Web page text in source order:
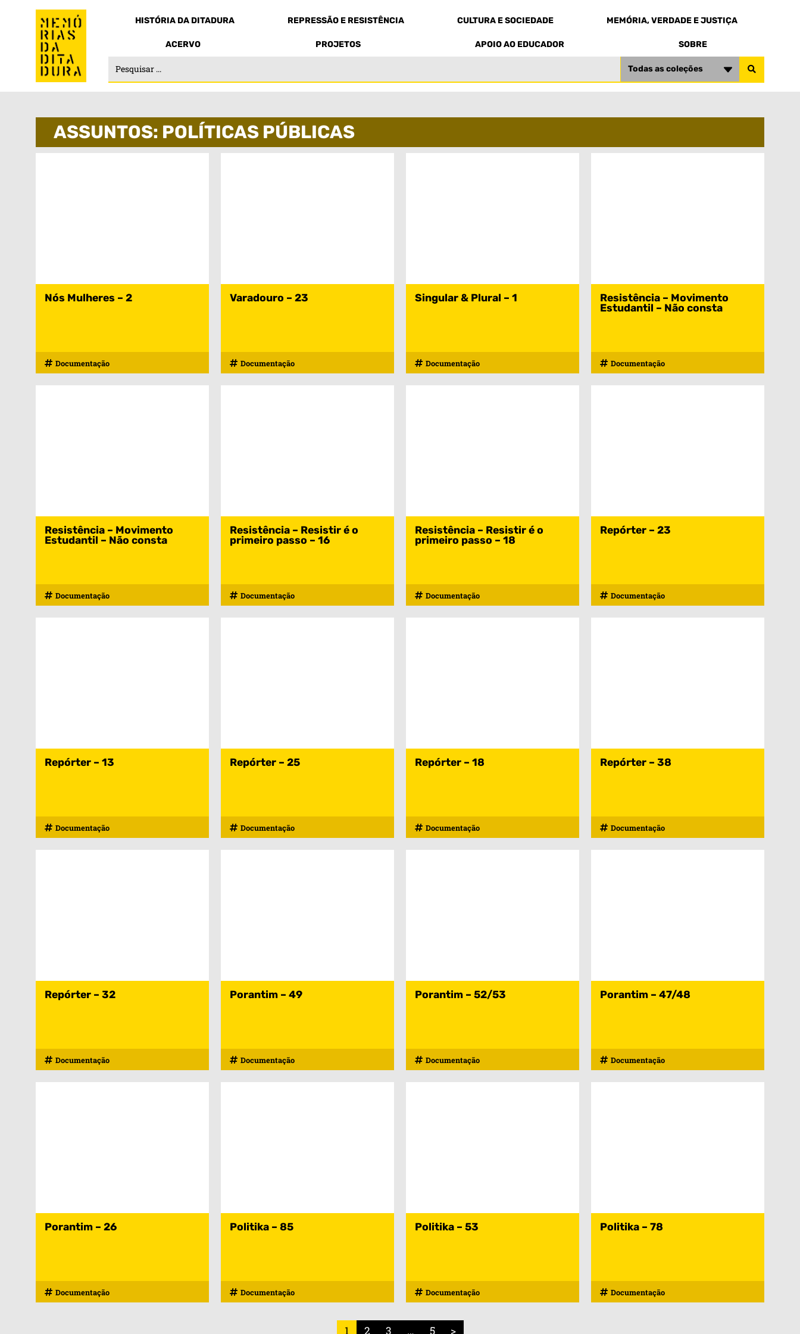
HISTÓRIA DA DITADURA REPRESSÃO E RESISTÊNCIA CULTURA E SOCIEDADE MEMÓRIA, VERDADE E JUSTIÇA
ACERVO PROJETOS APOIO AO EDUCADOR SOBRE
Todas as coleções
ASSUNTOS: POLÍTICAS PÚBLICAS
Nós Mulheres – 2
Documentação
Varadouro – 23
Documentação
Singular & Plural – 1
Documentação
Resistência – Movimento
Estudantil – Não consta
Documentação
Resistência – Movimento
Estudantil – Não consta
Documentação
Resistência – Resistir é o
primeiro passo – 16
Documentação
Resistência – Resistir é o
primeiro passo – 18
Documentação
Repórter – 23
Documentação
Repórter – 13
Documentação
Repórter – 25
Documentação
Repórter – 18
Documentação
Repórter – 38
Documentação
Repórter – 32
Documentação
Porantim – 49
Documentação
Porantim – 52/53
Documentação
Porantim – 47/48
Documentação
Porantim – 26
Documentação
Politika – 85
Documentação
Politika – 53
Documentação
Politika – 78
Documentação
1 2 3 … 5 >